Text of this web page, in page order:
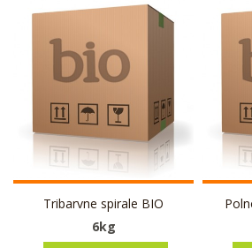
Tribarvne spirale BIO
6kg